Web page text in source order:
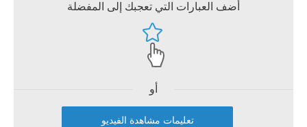
أضف العبارات التي تعجبك إلى المفضلة
أو
تعليمات مشاهدة الفيديو